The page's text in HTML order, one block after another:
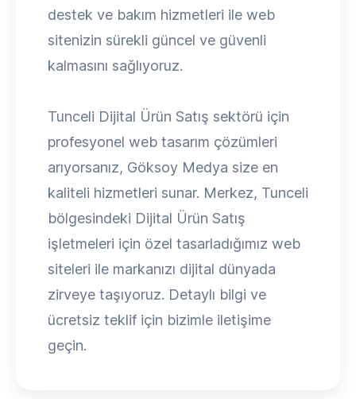
destek ve bakım hizmetleri ile web
sitenizin sürekli güncel ve güvenli
kalmasını sağlıyoruz.
Tunceli Dijital Ürün Satış sektörü için
profesyonel web tasarım çözümleri
arıyorsanız, Göksoy Medya size en
kaliteli hizmetleri sunar. Merkez, Tunceli
bölgesindeki Dijital Ürün Satış
işletmeleri için özel tasarladığımız web
siteleri ile markanızı dijital dünyada
zirveye taşıyoruz. Detaylı bilgi ve
ücretsiz teklif için bizimle iletişime
geçin.